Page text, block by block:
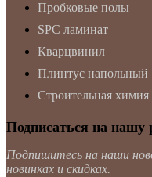
Пробковые полы
SPC ламинат
Кварцвинил
Плинтус напольный
Строительная химия
Подписаться на нашу
Подпишитесь на наши
новинках и скидках.